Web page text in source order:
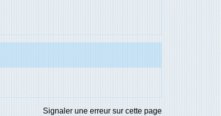
Signaler une erreur sur cette page